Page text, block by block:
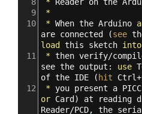
9
*
10
* When the Arduino
are connected (see
load this sketch into
11
* then verify/
see the output: use
of the IDE (hit
12
* you present a PICC
or Card) at reading
Reader/PCD, the